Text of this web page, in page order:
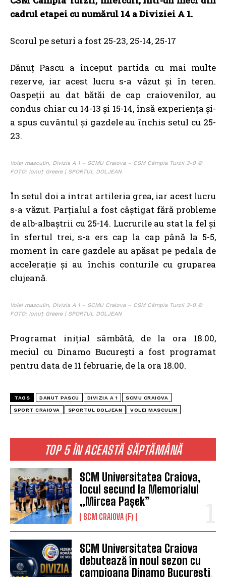
TOP 5 ÎN ACEASTĂ SĂPTĂMÂNĂ
SCM Universitatea Craiova,
locul secund la Memorialul
„Mircea Pașek”
SCM CRAIOVA (F)
SCM Universitatea Craiova
debutează în noul sezon cu
campioana Dinamo București
cadrul etapei cu numărul 14 a Diviziei A 1.
Scorul pe seturi a fost 25-23, 25-14, 25-17
Dănuț Pascu a început partida cu mai multe
rezerve, iar acest lucru s-a văzut și în teren.
Oaspeții au dat bătăi de cap craiovenilor, au
condus chiar cu 14-13 și 15-14, însă experiența și-
a spus cuvântul și gazdele au închis setul cu 25-
23.
Volei masculin, Divizia A 1 – SCMU Craiova – CSM Câmpia Turzii 3-0 ©
FOTO: Ionuț Greere | SPORTUL DOLJEAN
În setul doi a intrat artileria grea, iar acest lucru
s-a văzut. Parțialul a fost câștigat fără probleme
de alb-albaștrii cu 25-14. Lucrurile au stat la fel și
în sfertul trei, s-a ers cap la cap până la 5-5,
moment în care gazdele au apăsat pe pedala de
accelerație și au închis conturile cu gruparea
clujeană.
Volei masculin, Divizia A 1 – SCMU Craiova – CSM Câmpia Turzii 3-0 ©
FOTO: Ionuț Greere | SPORTUL DOLJEAN
Programat inițial sâmbătă, de la ora 18.00,
meciul cu Dinamo București a fost programat
pentru data de 11 februarie, de la ora 18.00.
TAGS DANUT PASCU DIVIZIA A 1 SCMU CRAIOVA
SPORT CRAIOVA SPORTUL DOLJEAN VOLEI MASCULIN